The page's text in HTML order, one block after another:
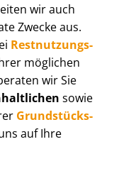
wir auch
Zwecke aus.
Rest­nut­zungs­
möglichen
wir Sie
sowie
Grund­stücks­
auf Ihre